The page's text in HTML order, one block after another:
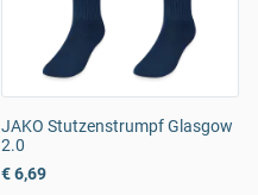
JAKO Stutzenstrumpf Glasgow
2.0
€ 6,69